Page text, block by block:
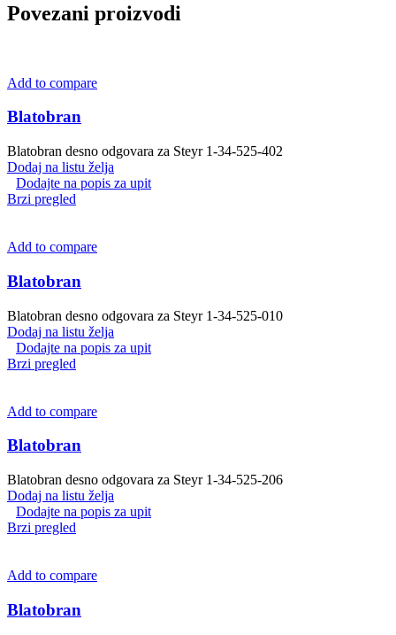
Povezani proizvodi
Add to compare
Blatobran
Blatobran desno odgovara za Steyr 1-34-525-402
Dodaj na listu želja
Dodajte na popis za upit
Brzi pregled
Add to compare
Blatobran
Blatobran desno odgovara za Steyr 1-34-525-010
Dodaj na listu želja
Dodajte na popis za upit
Brzi pregled
Add to compare
Blatobran
Blatobran desno odgovara za Steyr 1-34-525-206
Dodaj na listu želja
Dodajte na popis za upit
Brzi pregled
Add to compare
Blatobran